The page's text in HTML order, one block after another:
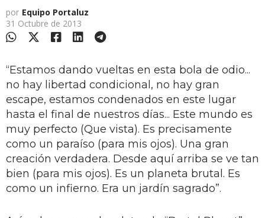
por Equipo Portaluz
31 Octubre de 2013
“Estamos dando vueltas en esta bola de odio...
no hay libertad condicional, no hay gran
escape, estamos condenados en este lugar
hasta el final de nuestros días... Este mundo es
muy perfecto (Que vista). Es precisamente
como un paraíso (para mis ojos). Una gran
creación verdadera. Desde aquí arriba se ve tan
bien (para mis ojos). Es un planeta brutal. Es
como un infierno. Era un jardín sagrado”.